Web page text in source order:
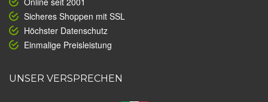
Sicheres Shoppen mit SSL
Höchster Datenschutz
Einmalige Preisleistung
UNSER VERSPRECHEN